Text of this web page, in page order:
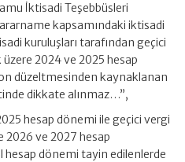
İktisadi Teşebbüsleri
kapsamındaki iktisadi
kuruluşları tarafından geçici
2024 ve 2025 hesap
düzeltmesinden kaynaklanan
dikkate alınmaz…”,
hesap dönemi ile geçici vergi
2026 ve 2027 hesap
dönemi tayin edilenlerde